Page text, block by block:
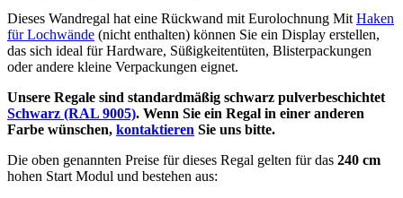
Dieses Wandregal hat eine Rückwand mit Eurolochnung MitHaken
für Lochwände (nicht enthalten) können Sie ein Display erstellen,
das sich ideal für Hardware, Süßigkeitentüten, Blisterpackungen
oder andere kleine Verpackungen eignet.
Unsere Regale sind standardmäßig schwarz pulverbeschichtet
Schwarz (RAL 9005). Wenn Sie ein Regal in einer anderen
Farbe wünschen, kontaktieren Sie uns bitte.
Die oben genannten Preise für dieses Regal gelten für das 240 cm
hohen Start Modul und bestehen aus: